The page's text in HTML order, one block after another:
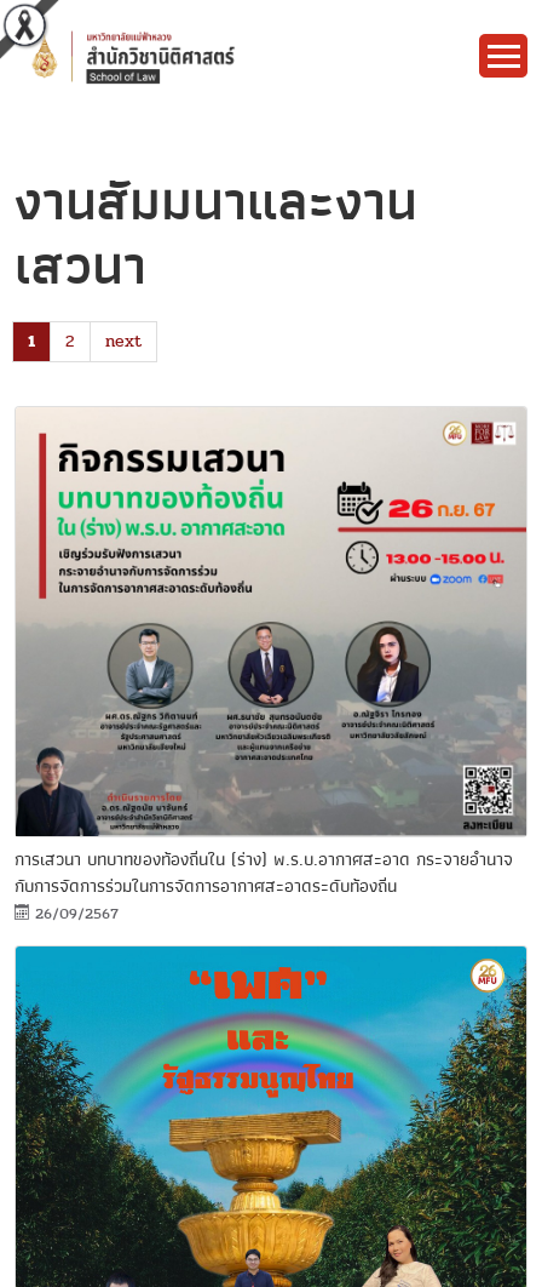
งานสัมมนาและงาน
เสวนา
1 2 next
การเสวนา บทบาทของท้องถิ่นใน (ร่าง) พ.ร.บ.อากาศสะอาด กระจายอำนาจ
กับการจัดการร่วมในการจัดการอากาศสะอาดระดับท้องถิ่น
26/09/2567